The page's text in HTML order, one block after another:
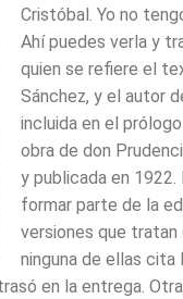
Cristóbal. Yo no
Ahí puedes verla y
quien se refiere el
Sánchez, y el autor
incluida en el
obra de don
y publicada en
formar parte de la
versiones que tratan
ninguna de ellas
en la entrega.